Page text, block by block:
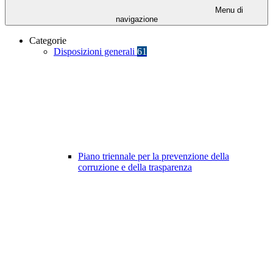
Menu di
navigazione
Categorie
Disposizioni generali 61
Piano triennale per la prevenzione della
corruzione e della trasparenza